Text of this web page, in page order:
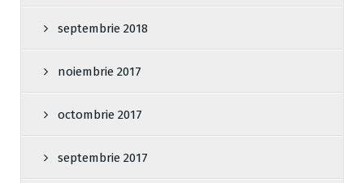
septembrie 2018
noiembrie 2017
octombrie 2017
septembrie 2017